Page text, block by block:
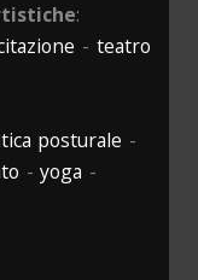
:
- teatro
posturale -
-yoga -